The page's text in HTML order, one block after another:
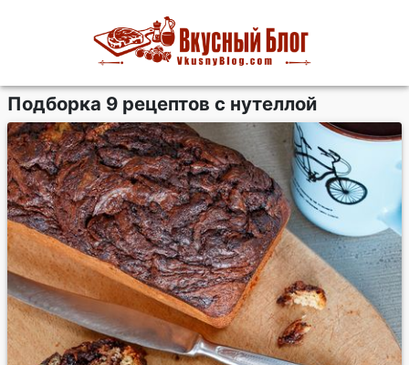
Подборка 9 рецептов с нутеллой